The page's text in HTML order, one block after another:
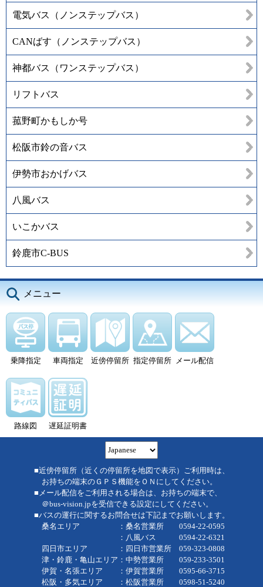
電気バス（ノンステップバス）
CANばす（ノンステップバス）
神都バス（ワンステップバス）
リフトバス
菰野町かもしか号
松阪市鈴の音バス
伊勢市おかげバス
八風バス
いこかバス
鈴鹿市C-BUS
メニュー
乗降指定 車両指定 近傍停留所 指定停留所 メール配信
路線図 遅延証明書
■近傍停留所（近くの停留所を地図で表示）ご利用時は、
お持ちの端末のＧＰＳ機能をＯＮにしてください。
■メール配信をご利用される場合は、お持ちの端末で、
＠bus-vision.jpを受信できる設定にしてください。
■バスの運行に関するお問合せは下記までお願いします。
桑名エリア ：桑名営業所 0594-22-0595
：八風バス 0594-22-6321
四日市エリア ：四日市営業所 059-323-0808
津・鈴鹿・亀山エリア：中勢営業所 059-233-3501
伊賀・名張エリア ：伊賀営業所 0595-66-3715
松阪・多気エリア ：松阪営業所 0598-51-5240